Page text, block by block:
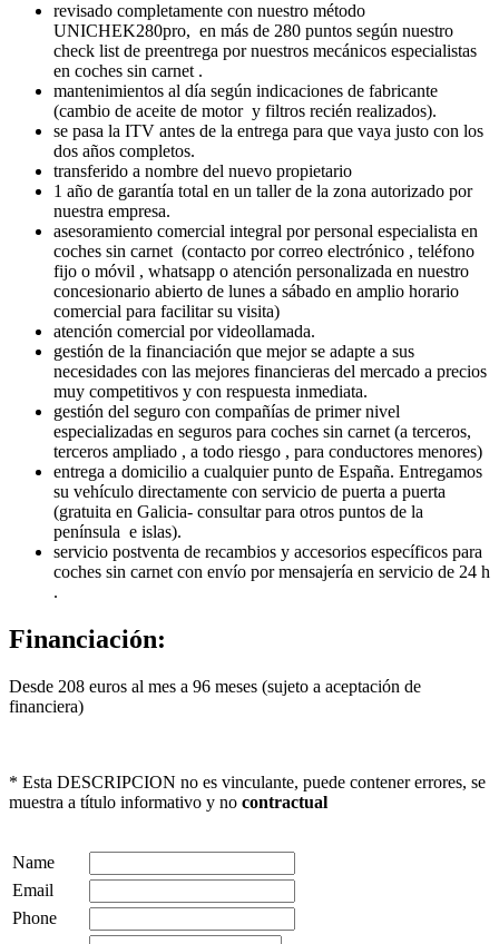
revisado completamente con nuestro método
UNICHEK280pro, en más de 280 puntos según nuestro
check list de preentrega por nuestros mecánicos especialistas
en coches sin carnet .
mantenimientos al día según indicaciones de fabricante
(cambio de aceite de motor y filtros recién realizados).
se pasa la ITV antes de la entrega para que vaya justo con los
dos años completos.
transferido a nombre del nuevo propietario
1 año de garantía total en un taller de la zona autorizado por
nuestra empresa.
asesoramiento comercial integral por personal especialista en
coches sin carnet (contacto por correo electrónico , teléfono
fijo o móvil , whatsapp o atención personalizada en nuestro
concesionario abierto de lunes a sábado en amplio horario
comercial para facilitar su visita)
atención comercial por videollamada.
gestión de la financiación que mejor se adapte a sus
necesidades con las mejores financieras del mercado a precios
muy competitivos y con respuesta inmediata.
gestión del seguro con compañías de primer nivel
especializadas en seguros para coches sin carnet (a terceros,
terceros ampliado , a todo riesgo , para conductores menores)
entrega a domicilio a cualquier punto de España. Entregamos
su vehículo directamente con servicio de puerta a puerta
(gratuita en Galicia- consultar para otros puntos de la
península e islas).
servicio postventa de recambios y accesorios específicos para
coches sin carnet con envío por mensajería en servicio de 24 h
.
Financiación:
Desde 208 euros al mes a 96 meses (sujeto a aceptación de
financiera)
* Esta DESCRIPCION no es vinculante, puede contener errores, se
muestra a título informativo y no contractual
Name
Email
Phone